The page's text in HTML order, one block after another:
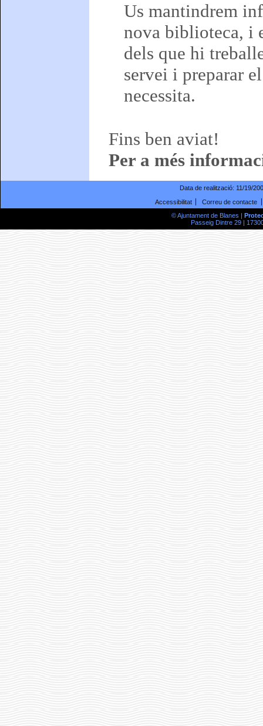
Us mantindrem
nova biblioteca, i
dels que hi
servei i preparar
necessita.
Fins ben aviat!
Per a més
Data de realització: 11/19/
Accessibilitat
Correu de contacte
© Ajuntament de Blanes |
Passeig Dintre 29 |